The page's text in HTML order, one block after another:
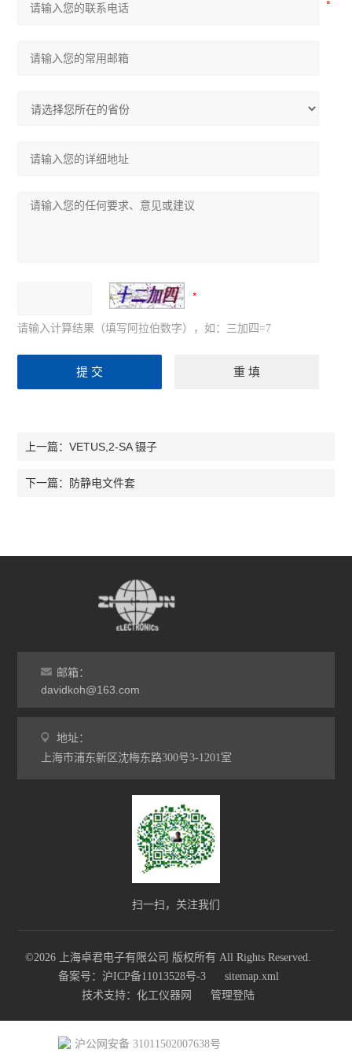
请输入计算结果（填写阿拉伯数字），如：三加四=7
上一篇：VETUS,2-SA 镊子
下一篇： 防静电文件套
邮箱：
davidkoh@163.com
地址：
上海市浦东新区沈梅东路300号3-1201室
扫一扫，关注我们
©2026 上海卓君电子有限公司 版权所有 All Rights Reserved.
备案号：沪ICP备11013528号-3
sitemap.xml
技术支持： 化工仪器网 管理登陆
沪公网安备 31011502007638号